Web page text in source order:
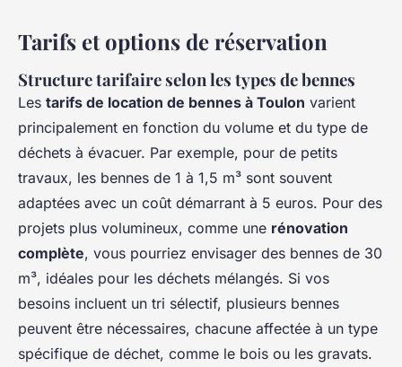
Tarifs et options de réservation
Structure tarifaire selon les types de bennes
Les tarifs de location de bennes à Toulon varient
principalement en fonction du volume et du type de
déchets à évacuer. Par exemple, pour de petits
travaux, les bennes de 1 à 1,5 m³ sont souvent
adaptées avec un coût démarrant à 5 euros. Pour des
projets plus volumineux, comme une rénovation
complète, vous pourriez envisager des bennes de 30
m³, idéales pour les déchets mélangés. Si vos
besoins incluent un tri sélectif, plusieurs bennes
peuvent être nécessaires, chacune affectée à un type
spécifique de déchet, comme le bois ou les gravats.